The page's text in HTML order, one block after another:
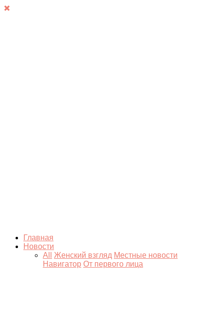
Главная
Новости
All
Женский взгляд Местные новости
Навигатор От первого лица